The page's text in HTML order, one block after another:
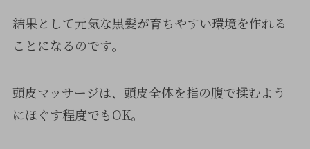
結果として元気な黒髪が育ちやすい環境を作れる
ことになるのです。
頭皮マッサージは、頭皮全体を指の腹で揉むよう
にほぐす程度でもOK。